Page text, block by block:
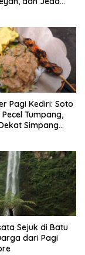
Pagi Kediri: Soto
Tumpang,
Simpang
Sejuk di Batu
dari Pagi